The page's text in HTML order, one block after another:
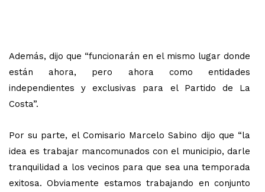
Además, dijo que “funcionarán en el mismo lugar donde
están ahora, pero ahora como entidades
independientes y exclusivas para el Partido de La
Costa”.
Por su parte, el Comisario Marcelo Sabino dijo que “la
idea es trabajar mancomunados con el municipio, darle
tranquilidad a los vecinos para que sea una temporada
exitosa. Obviamente estamos trabajando en conjunto